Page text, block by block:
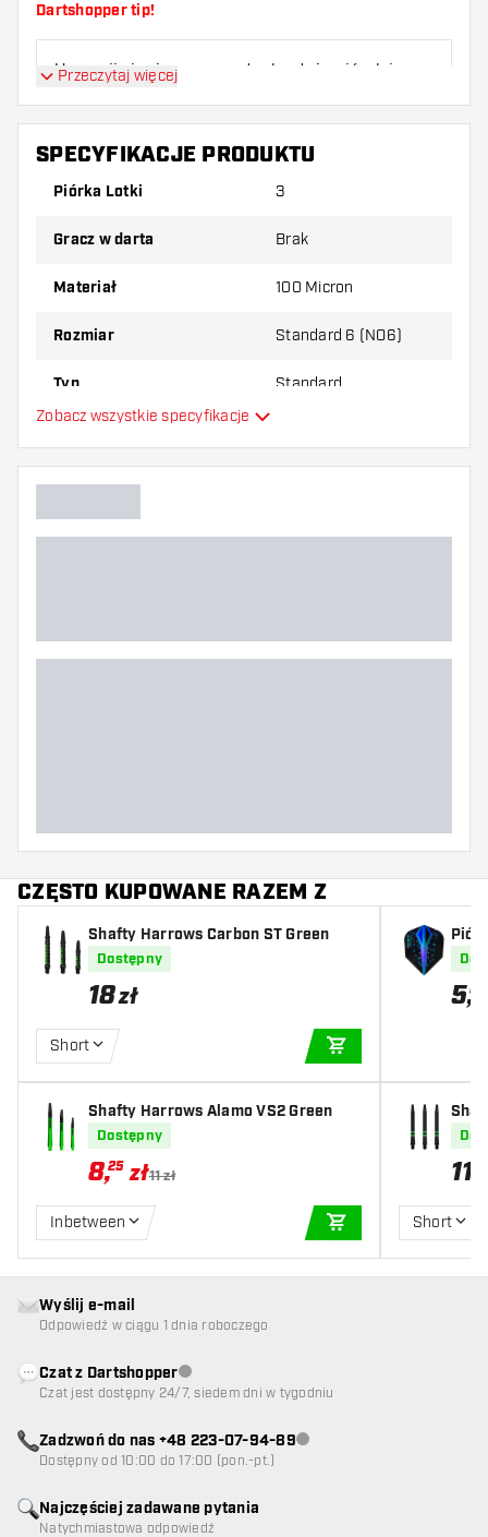
Dartshopper tip!
Upewnij się, że masz pod ręką dużo piórek i
złamane w wyniku użytkowania.
Wypróbuj inny kształt, materiał lub grubość
najbardziej Ci odpowiada!
Przeczytaj więcej
SPECYFIKACJE PRODUKTU
Piórka Lotki 3
Gracz w darta Brak
Materiał 100 Micron
Rozmiar Standard 6 (NO6)
Typ Standard
Dodatkowe kolory
Zobacz wszystkie specyfikacje
CZĘSTO KUPOWANE RAZEM Z
Shafty Harrows Carbon ST Green
Dostępny
18zł
Short
Shafty Harrows Alamo VS2 Green
Dostępny
8,25 zł11 zł
Inbetween
DODAJ DO
e
5,04
en
11
Short
Najczęściej zadawane pytania
Natychmiastowa odpowiedź
Wyślij e-mail
Odpowiedź w ciągu 1 dnia roboczego
Czat z DartshopperObsługa klienta niedostępna
Czat jest dostępny 24/7, siedem dni w tygodniu
Zadzwoń do nas +48 223-07-94-89Obsługa klienta niedostępna
Dostępny od 10:00 do 17:00 (pon.-pt.)